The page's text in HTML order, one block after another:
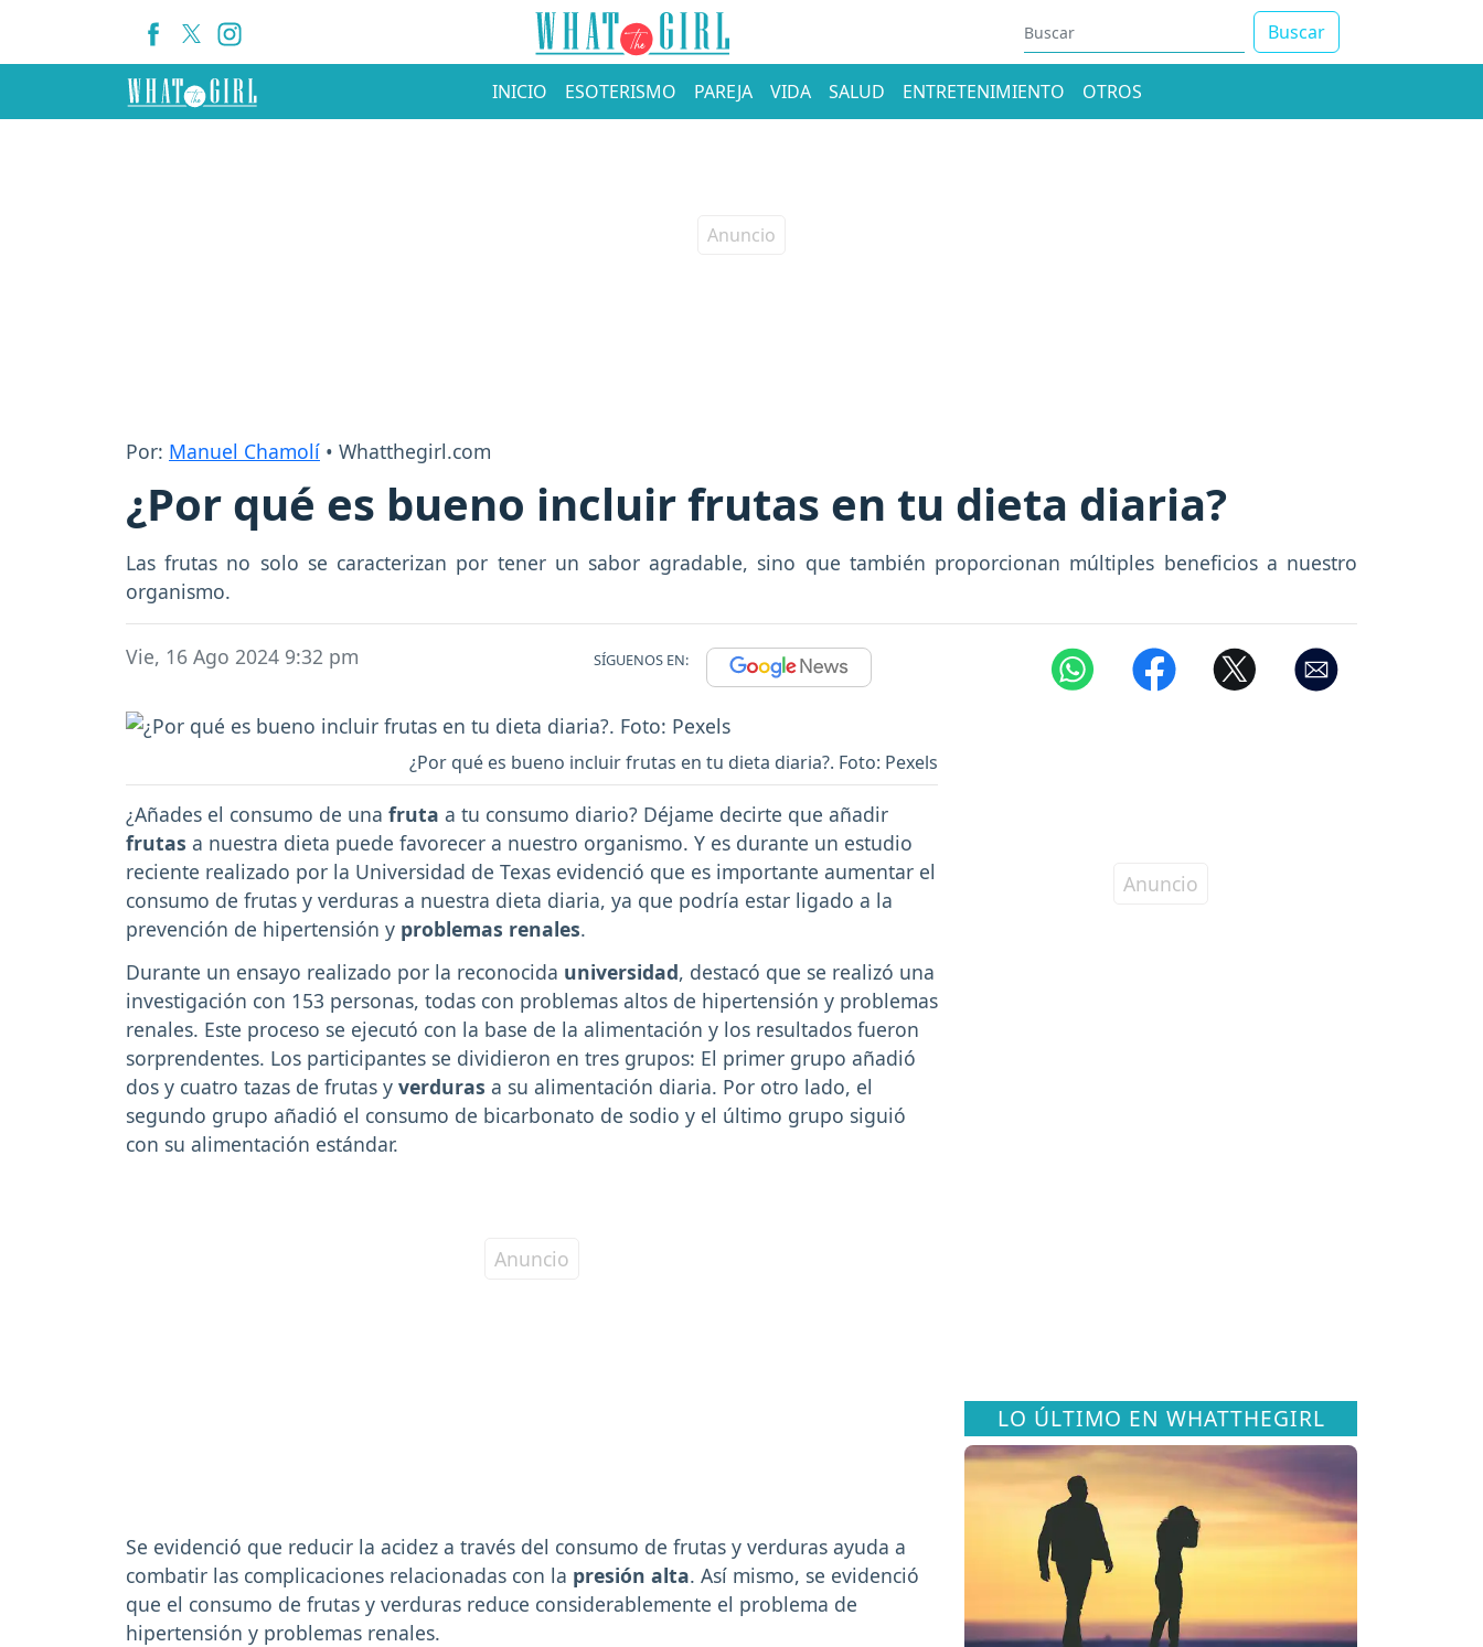
Buscar
INICIO ESOTERISMO PAREJA VIDA SALUD ENTRETENIMIENTO OTROS
Por: Manuel Chamolí • Whatthegirl.com
¿Por qué es bueno incluir frutas en tu dieta diaria?
Las frutas no solo se caracterizan por tener un sabor agradable, sino que también proporcionan múltiples beneficios a nuestro
organismo.
Vie, 16 Ago 2024 9:32 pm SÍGUENOS EN:
¿Por qué es bueno incluir frutas en tu dieta diaria?. Foto: Pexels
¿Añades el consumo de una fruta a tu consumo diario? Déjame decirte que añadir
frutas a nuestra dieta puede favorecer a nuestro organismo. Y es durante un estudio
reciente realizado por la Universidad de Texas evidenció que es importante aumentar el
consumo de frutas y verduras a nuestra dieta diaria, ya que podría estar ligado a la
prevención de hipertensión y problemas renales.
Durante un ensayo realizado por la reconocida universidad, destacó que se realizó una
investigación con 153 personas, todas con problemas altos de hipertensión y problemas
renales. Este proceso se ejecutó con la base de la alimentación y los resultados fueron
sorprendentes. Los participantes se dividieron en tres grupos: El primer grupo añadió
dos y cuatro tazas de frutas y verduras a su alimentación diaria. Por otro lado, el
segundo grupo añadió el consumo de bicarbonato de sodio y el último grupo siguió
con su alimentación estándar.
Se evidenció que reducir la acidez a través del consumo de frutas y verduras ayuda a
combatir las complicaciones relacionadas con la presión alta. Así mismo, se evidenció
que el consumo de frutas y verduras reduce considerablemente el problema de
hipertensión y problemas renales.
LO ÚLTIMO EN WHATTHEGIRL